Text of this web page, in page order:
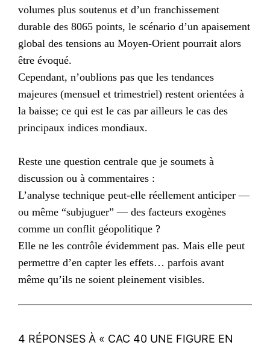
volumes plus soutenus et d’un franchissement
durable des 8065 points, le scénario d’un apaisement
global des tensions au Moyen-Orient pourrait alors
être évoqué.
Cependant, n’oublions pas que les tendances
majeures (mensuel et trimestriel) restent orientées à
la baisse; ce qui est le cas par ailleurs le cas des
principaux indices mondiaux.
Reste une question centrale que je soumets à
discussion ou à commentaires :
L’analyse technique peut-elle réellement anticiper —
ou même “subjuguer” — des facteurs exogènes
comme un conflit géopolitique ?
Elle ne les contrôle évidemment pas. Mais elle peut
permettre d’en capter les effets… parfois avant
même qu’ils ne soient pleinement visibles.
4 RÉPONSES À « CAC 40 UNE FIGURE EN